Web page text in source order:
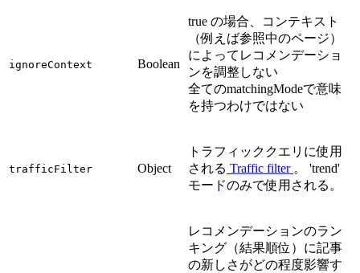
ignoreContext Boolean
true の場合、コンテキスト
（例えば参照中のページ）
によってレコメンデーショ
ンを調整しない
全てのmatchingModeで意味
を持つわけではない
trafficFilter Object
トラフィッククエリに使用
される Traffic filter 。 'trend'
モードのみで使用される。
レコメンデーションのラン
キング（結果順位）に記事
の新しさがどの程度影響す